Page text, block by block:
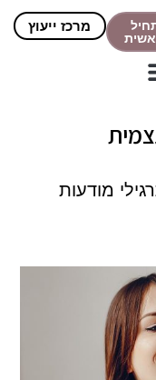
מרכז ייעוץ
מודעות